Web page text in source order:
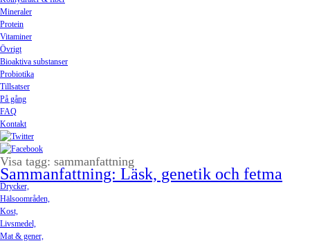
Mineraler
Protein
Vitaminer
Övrigt
Bioaktiva substanser
Probiotika
Tillsatser
På gång
FAQ
Kontakt
Visa tagg: sammanfattning
Sammanfattning: Läsk, genetik och fetma
Drycker,
Hälsoområden,
Kost,
Livsmedel,
Mat & gener,